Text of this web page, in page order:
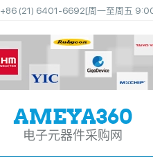
+86 (21) 6401-6692[周一至周五
电子元器件采购网